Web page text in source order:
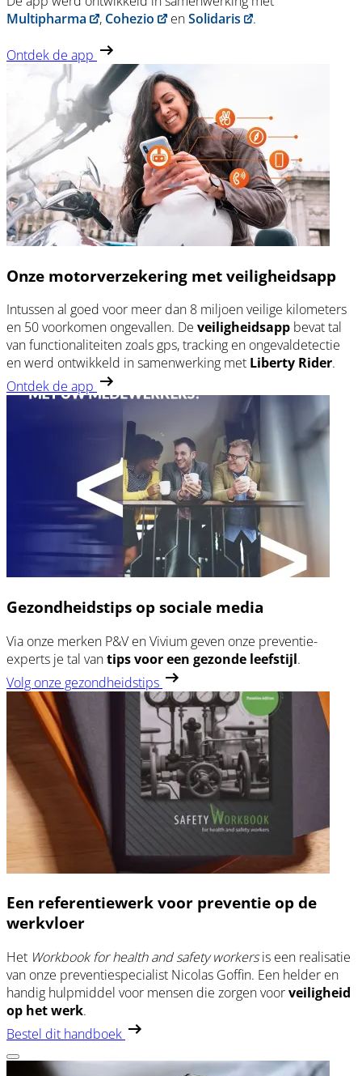
Multipharma
, Cohezio enSolidaris .
Ontdek de app
Onze motorverzekering met veiligheidsapp
Intussen al goed voor meer dan 8 miljoen veilige kilometers
en 50 voorkomen ongevallen. De veiligheidsapp bevat tal
van functionaliteiten zoals gps, tracking en ongevaldetectie
en werd ontwikkeld in samenwerking met Liberty Rider.
Ontdek de app
Gezondheidstips op sociale media
Via onze merken P&V en Vivium geven onze preventie-
experts je tal vantips voor een gezonde leefstijl.
Volg onze gezondheidstips
Een referentiewerk voor preventie op de
werkvloer
Het Workbook for health and safety workersis een realisatie
van onze preventiespecialist Nicolas Goffin. Een helder en
handig hulpmiddel voor mensen die zorgen voorveiligheid
op het werk.
Bestel dit handboek